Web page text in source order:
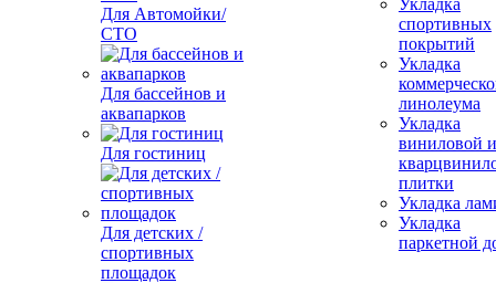
Для Автомойки/
СТО
Для бассейнов и
аквапарков
Для гостиниц
Для детских /
спортивных
площадок
спортивных
покрытий
Укладка
линолеума
Укладка
виниловой и
плитки
Укладка
Укладка
паркетной